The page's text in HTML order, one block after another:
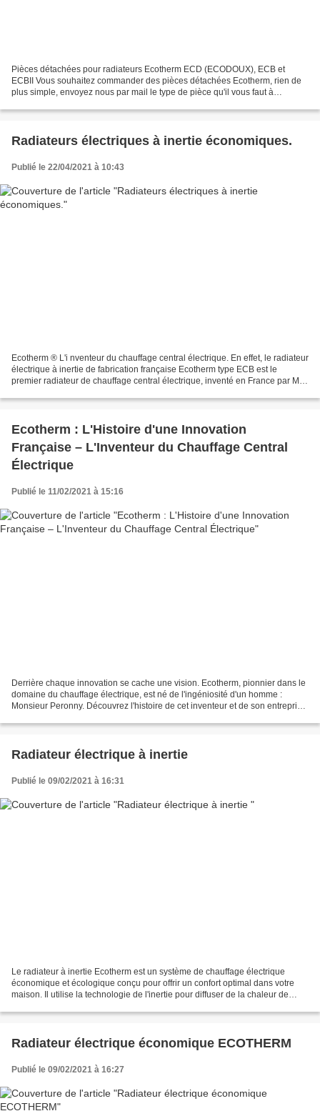
Pièces détachées pour radiateurs Ecotherm ECD (ECODOUX), ECB et
ECBII Vous souhaitez commander des pièces détachées Ecotherm, rien de
plus simple, envoyez nous par mail le type de pièce qu'il vous faut à
Radiateurs électriques à inertie économiques.
Publié le 22/04/2021 à 10:43
Ecotherm ® L'i nventeur du chauffage central électrique. En effet, le radiateur
électrique à inertie de fabrication française Ecotherm type ECB est le
premier radiateur de chauffage central électrique, inventé en France par Mr
Ecotherm : L'Histoire d'une Innovation
Française – L'Inventeur du Chauffage Central
Électrique
Publié le 11/02/2021 à 15:16
Derrière chaque innovation se cache une vision. Ecotherm, pionnier dans le
domaine du chauffage électrique, est né de l'ingéniosité d'un homme :
Monsieur Peronny. Découvrez l'histoire de cet inventeur et de son entreprise,
Radiateur électrique à inertie
Publié le 09/02/2021 à 16:31
Le radiateur à inertie Ecotherm est un système de chauffage électrique
économique et écologique conçu pour offrir un confort optimal dans votre
maison. Il utilise la technologie de l'inertie pour diffuser de la chaleur de
Radiateur électrique économique ECOTHERM
Publié le 09/02/2021 à 16:27